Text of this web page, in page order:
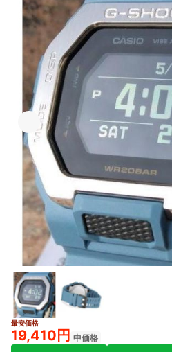
最安価格
19,410円 中価格